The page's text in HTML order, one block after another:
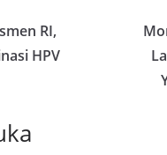
RI,
HPV